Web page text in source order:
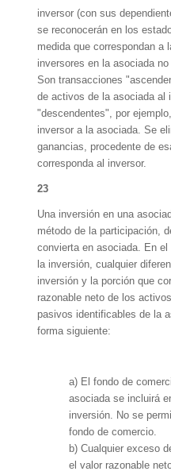
inversor (con sus
se reconocerán en los
medida que correspondan a
inversores en la asociada
Son transacciones
de activos de la asociada al
"descendentes", por
inversor a la asociada. Se
ganancias, procedente de
corresponda al inversor.
23
Una inversión en una
método de la participación,
convierta en asociada. En
la inversión, cualquier
inversión y la porción que
razonable neto de los
pasivos identificables de la
forma siguiente:
a) El fondo de
asociada se incluirá
inversión. No se
fondo de comercio.
b) Cualquier exceso
el valor razonable